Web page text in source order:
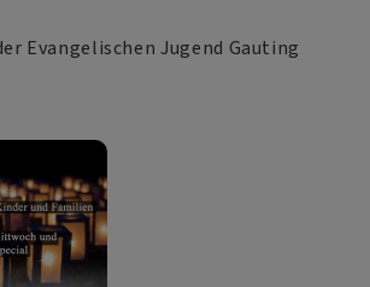
Evangelischen Jugend Gauting